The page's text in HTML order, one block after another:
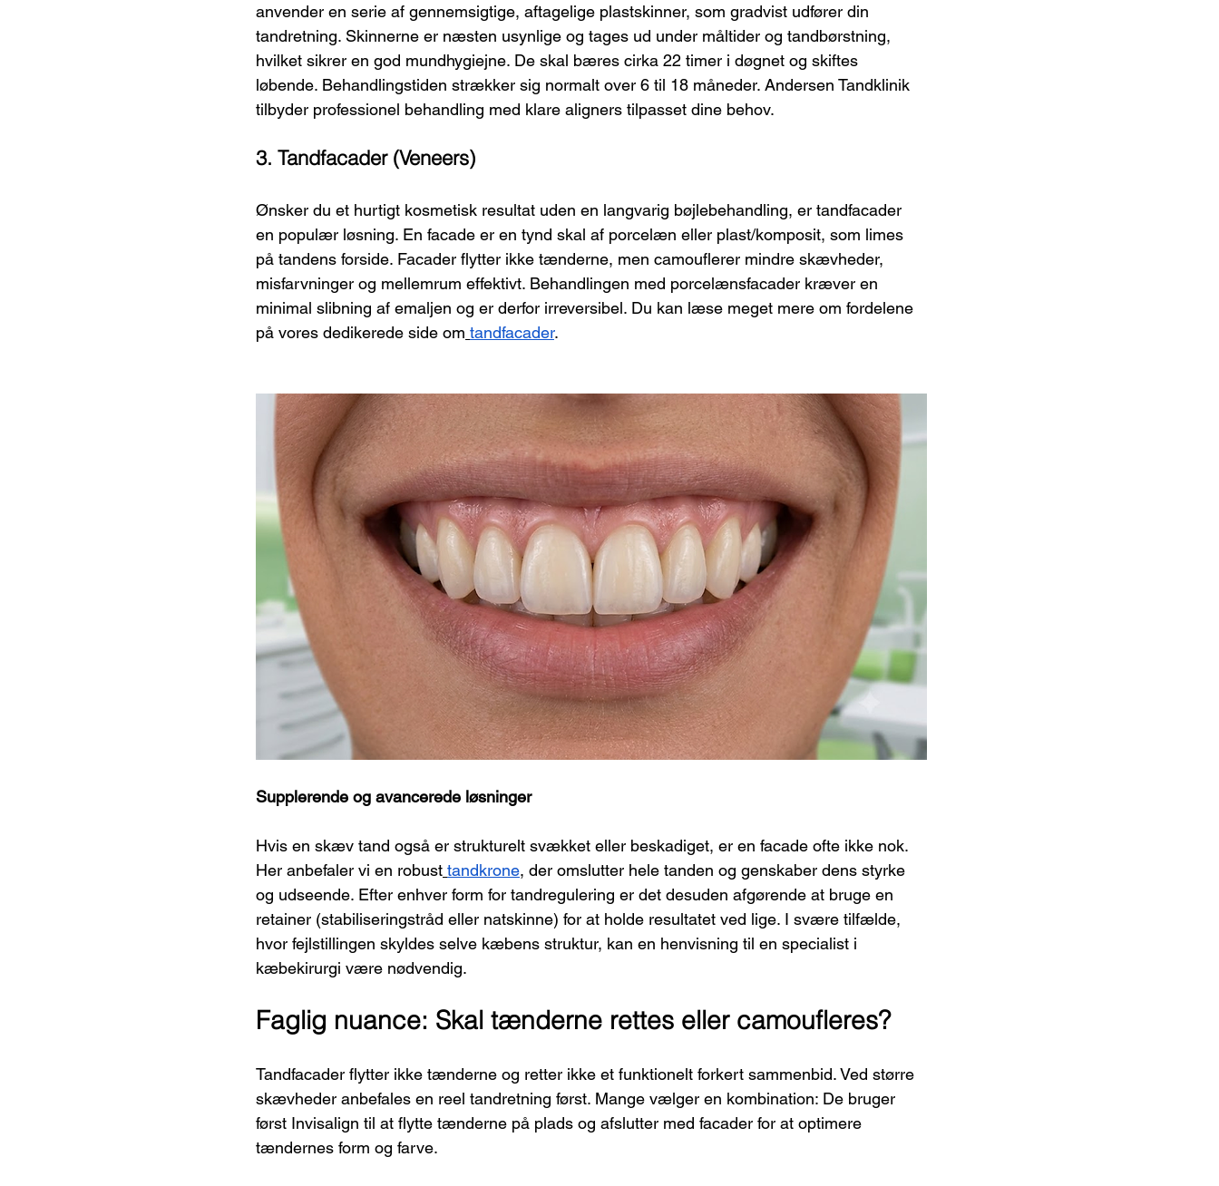
anvender en serie af gennemsigtige, aftagelige plastskinner, som gradvist udfører din
tandretning. Skinnerne er næsten usynlige og tages ud under måltider og tandbørstning,
hvilket sikrer en god mundhygiejne. De skal bæres cirka 22 timer i døgnet og skiftes
løbende. Behandlingstiden strækker sig normalt over 6 til 18 måneder. Andersen Tandklinik
tilbyder professionel behandling med klare aligners tilpasset dine behov.
3. Tandfacader (Veneers)
Ønsker du et hurtigt kosmetisk resultat uden en langvarig bøjlebehandling, er tandfacader
en populær løsning. En facade er en tynd skal af porcelæn eller plast/komposit, som limes
på tandens forside. Facader flytter ikke tænderne, men camouflerer mindre skævheder,
misfarvninger og mellemrum effektivt. Behandlingen med porcelænsfacader kræver en
minimal slibning af emaljen og er derfor irreversibel. Du kan læse meget mere om fordelene
på vores dedikerede side om tandfacader.
Supplerende og avancerede løsninger
Hvis en skæv tand også er strukturelt svækket eller beskadiget, er en facade ofte ikke nok.
Her anbefaler vi en robust tandkrone, der omslutter hele tanden og genskaber dens styrke
og udseende. Efter enhver form for tandregulering er det desuden afgørende at bruge en
retainer (stabiliseringstråd eller natskinne) for at holde resultatet ved lige. I svære tilfælde,
hvor fejlstillingen skyldes selve kæbens struktur, kan en henvisning til en specialist i
kæbekirurgi være nødvendig.
Faglig nuance: Skal tænderne rettes eller camoufleres?
Tandfacader flytter ikke tænderne og retter ikke et funktionelt forkert sammenbid. Ved større
skævheder anbefales en reel tandretning først. Mange vælger en kombination: De bruger
først Invisalign til at flytte tænderne på plads og afslutter med facader for at optimere
tændernes form og farve.